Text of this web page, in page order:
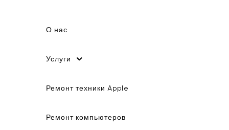
О нас
Услуги
Ремонт техники Apple
Ремонт компьютеров